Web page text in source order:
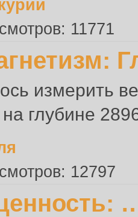
11771
измерить
глубине
12797